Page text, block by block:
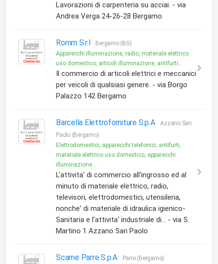
Lavorazioni di carpenteria su acciai. - via
Andrea Verga 24-26-28 Bergamo
Romm S.r.l
Bergamo (BG)
Apparecchi illuminazione, radio, materiale elettrico
uso domestico, articoli illuminazione, antifurti...
Il commercio di articoli elettrici e meccanici
per veicoli di qualsiasi genere. - via Borgo
Palazzo 142 Bergamo
Barcella Elettroforniture S.p.A
Azzano San
Paolo (Bergamo)
Elettrodomestici, apparecchi telefonici, antifurti,
materiale elettrico uso domestico, apparecchi
illuminazione...
L'attivita' di commercio all'ingrosso ed al
minuto di materiale elettrico, radio,
televisori, elettrodomestici, utensileria,
nonche' di materiale di idraulica igienico-
Sanitaria e l'attivita' industriale di... - via S.
Martino 1 Azzano San Paolo
Scame Parre S.p.A
Parre (Bergamo)